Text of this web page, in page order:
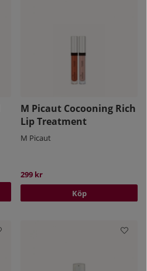
M Picaut Cocooning Rich
Lip Treatment
M Picaut
299 kr
Köp